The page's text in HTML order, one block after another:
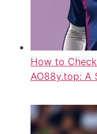
How to
AO88y.top: A